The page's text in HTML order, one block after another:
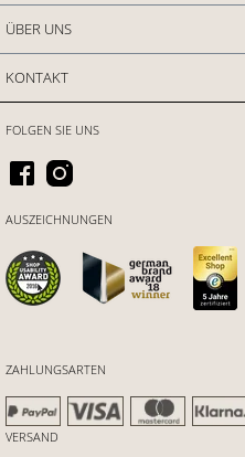
ÜBER UNS
KONTAKT
ZAHLUNGSARTEN
VERSAND
FOLGEN SIE UNS
AUSZEICHNUNGEN